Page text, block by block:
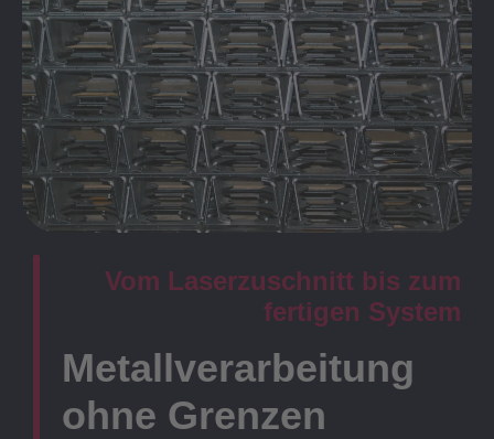
Vom Laserzuschnitt bis zum
fertigen System
Metallverarbeitung
ohne Grenzen